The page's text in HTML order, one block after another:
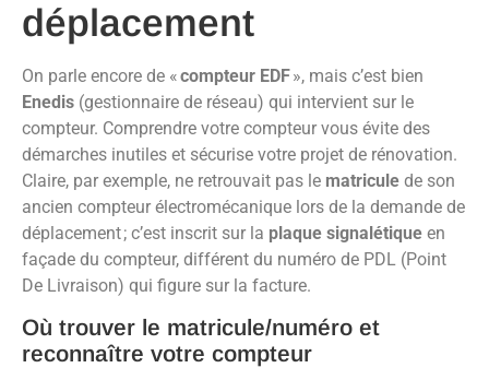
déplacement
On parle encore de «compteur EDF», mais c’est bien
Enedis (gestionnaire de réseau) qui intervient sur le
compteur. Comprendre votre compteur vous évite des
démarches inutiles et sécurise votre projet de rénovation.
Claire, par exemple, ne retrouvait pas le matricule de son
ancien compteur électromécanique lors de la demande de
déplacement ; c’est inscrit sur la plaque signalétique en
façade du compteur, différent du numéro de PDL (Point
De Livraison) qui figure sur la facture.
Où trouver le matricule/numéro et
reconnaître votre compteur